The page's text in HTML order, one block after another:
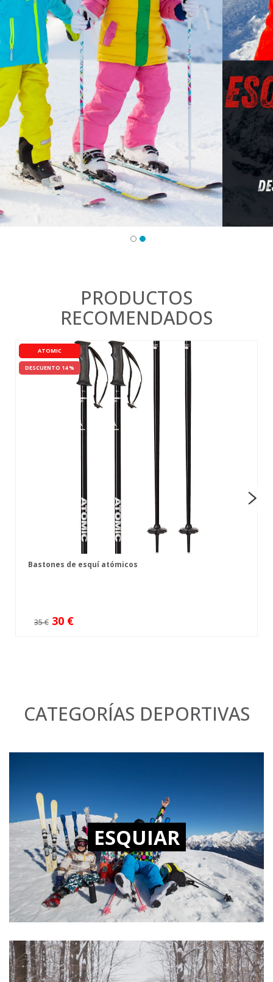
PRODUCTOS
RECOMENDADOS
ATOMIC
DESCUENTO 14 %
Bastones de esquí atómicos
35 € 30 €
CATEGORÍAS DEPORTIVAS
ESQUIAR